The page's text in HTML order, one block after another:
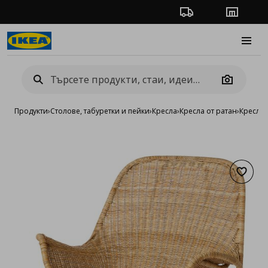
Проследяване на
Camera
Продукти›Столове, табуретки и пейки›Кресла›Кресла от ратан›Кресло